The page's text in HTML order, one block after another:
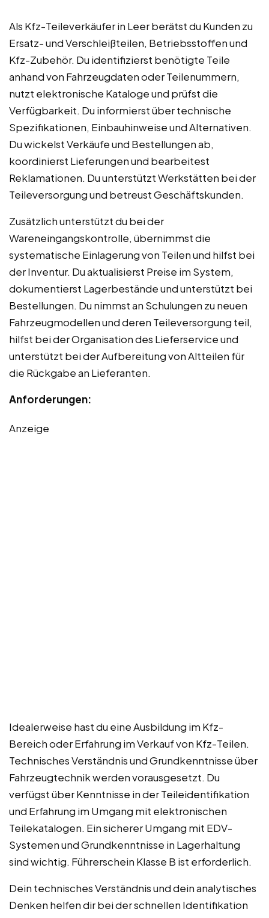
Als Kfz-Teileverkäufer in Leer berätst du Kunden zu
Ersatz- und Verschleißteilen, Betriebsstoffen und
Kfz-Zubehör. Du identifizierst benötigte Teile
anhand von Fahrzeugdaten oder Teilenummern,
nutzt elektronische Kataloge und prüfst die
Verfügbarkeit. Du informierst über technische
Spezifikationen, Einbauhinweise und Alternativen.
Du wickelst Verkäufe und Bestellungen ab,
koordinierst Lieferungen und bearbeitest
Reklamationen. Du unterstützt Werkstätten bei der
Teileversorgung und betreust Geschäftskunden.
Zusätzlich unterstützt du bei der
Wareneingangskontrolle, übernimmst die
systematische Einlagerung von Teilen und hilfst bei
der Inventur. Du aktualisierst Preise im System,
dokumentierst Lagerbestände und unterstützt bei
Bestellungen. Du nimmst an Schulungen zu neuen
Fahrzeugmodellen und deren Teileversorgung teil,
hilfst bei der Organisation des Lieferservice und
unterstützt bei der Aufbereitung von Altteilen für
die Rückgabe an Lieferanten.
Anforderungen:
Anzeige
Idealerweise hast du eine Ausbildung im Kfz-
Bereich oder Erfahrung im Verkauf von Kfz-Teilen.
Technisches Verständnis und Grundkenntnisse über
Fahrzeugtechnik werden vorausgesetzt. Du
verfügst über Kenntnisse in der Teileidentifikation
und Erfahrung im Umgang mit elektronischen
Teilekatalogen. Ein sicherer Umgang mit EDV-
Systemen und Grundkenntnisse in Lagerhaltung
sind wichtig. Führerschein Klasse B ist erforderlich.
Dein technisches Verständnis und dein analytisches
Denken helfen dir bei der schnellen Identifikation